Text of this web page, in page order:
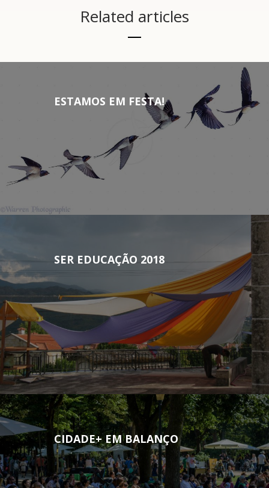
Related articles
ESTAMOS EM FESTA!
SER EDUCAÇÃO 2018
CIDADE+ EM BALANÇO